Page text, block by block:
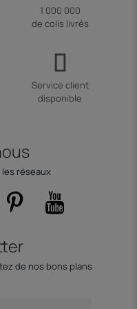
1 000 000
de colis livrés
Service client
disponible
réseaux
de nos bons plans